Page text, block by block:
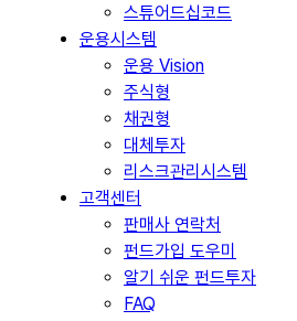
스튜어드십코드
운용시스템
운용 Vision
주식형
채권형
대체투자
리스크관리시스템
고객센터
판매사 연락처
펀드가입 도우미
알기 쉬운 펀드투자
FAQ